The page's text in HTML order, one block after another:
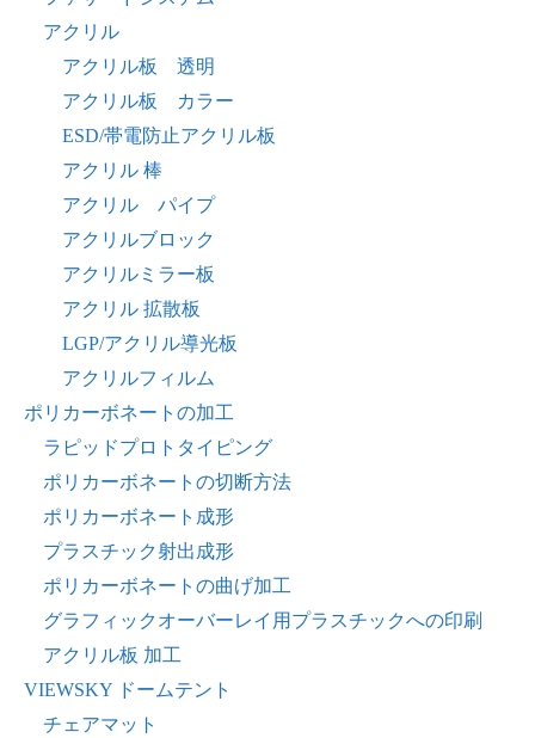
アクリル
アクリル板 透明
アクリル板 カラー
ESD/帯電防止アクリル板
アクリル 棒
アクリル パイプ
アクリルブロック
アクリルミラー板
アクリル 拡散板
LGP/アクリル導光板
アクリルフィルム
ポリカーボネートの加工
ラピッドプロトタイピング
ポリカーボネートの切断方法
ポリカーボネート成形
プラスチック射出成形
ポリカーボネートの曲げ加工
グラフィックオーバーレイ用プラスチックへの印刷
アクリル板 加工
VIEWSKY ドームテント
チェアマット